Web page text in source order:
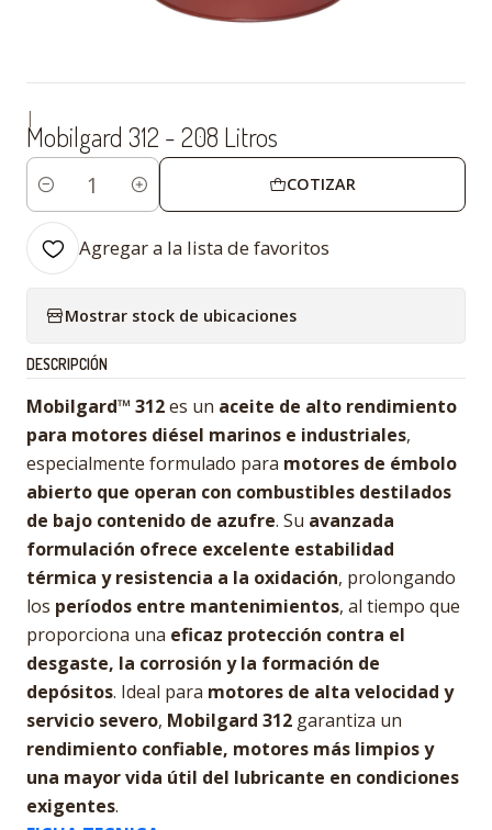
|
Mobilgard 312 - 208 Litros
Cantidad
COTIZAR
Agregar a la lista de favoritos
Mostrar stock de ubicaciones
DESCRIPCIÓN
Mobilgard™ 312es un aceite de alto rendimiento
para motores diésel marinos e industriales,
especialmente formulado para motores de émbolo
abierto que operan con combustibles destilados
de bajo contenido de azufre. Su avanzada
formulación ofrece excelente estabilidad
térmica y resistencia a la oxidación, prolongando
los períodos entre mantenimientos, al tiempo que
proporciona una eficaz protección contra el
desgaste, la corrosión y la formación de
depósitos. Ideal para motores de alta velocidad y
servicio severo, Mobilgard 312 garantiza un
rendimiento confiable, motores más limpios y
una mayor vida útil del lubricante en condiciones
exigentes.